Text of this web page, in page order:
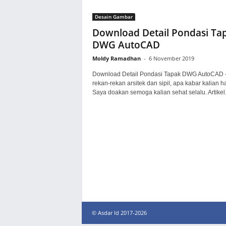
Desain Gambar
Download Detail Pondasi
DWG AutoCAD
Moldy Ramadhan - 6 November 2019
Download Detail Pondasi Tapak DWG AutoCAD
rekan-rekan arsitek dan sipil, apa kabar kalian
Saya doakan semoga kalian sehat selalu.
© Asdar Id 2017-2026